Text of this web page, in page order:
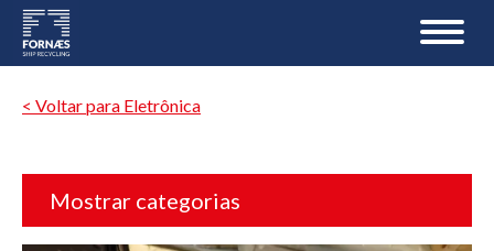
< Voltar para Eletrônica
Mostrar categorias